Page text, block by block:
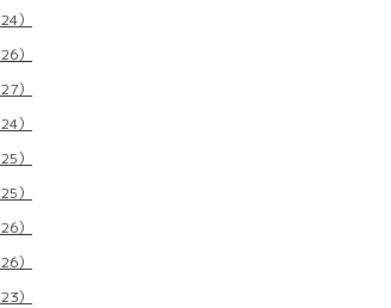
）
）
）
）
）
）
）
）
）